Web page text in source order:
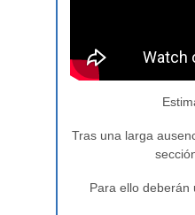
Tras una larga
Para ello deberán